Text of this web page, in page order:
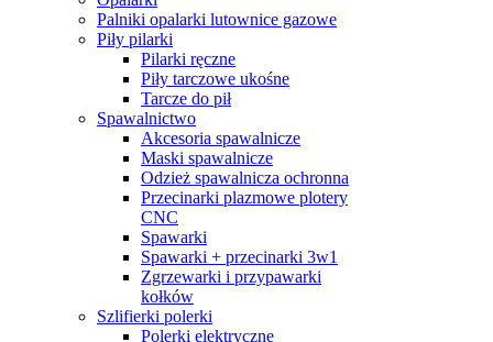
Palniki opalarki lutownice gazowe
Piły pilarki
Pilarki ręczne
Piły tarczowe ukośne
Tarcze do pił
Spawalnictwo
Akcesoria spawalnicze
Maski spawalnicze
Odzież spawalnicza ochronna
Przecinarki plazmowe plotery
CNC
Spawarki
Spawarki + przecinarki 3w1
Zgrzewarki i przypawarki
kołków
Szlifierki polerki
Polerki elektryczne